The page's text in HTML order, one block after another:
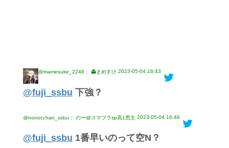
@mamesuke_2248： 👻まめすけ 2023-05-04 16:43
@fuji_ssbu 下強？
@nonocchan_ssbu： のー@スマブラsp高1窓主 2023-05-04 16:46
@fuji_ssbu 1番早いのって空N？